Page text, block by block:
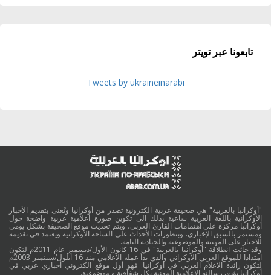
تابعونا عبر تويتر
Tweets by ukraineinarabi
"أوكرانيا بالعربية" هي صحيفة عربية الكترونية تصدر من أوكرانيا وتُعنى بتقديم الأخبار
الأوكرانية باللغة العربية ساعية بذلك الى تكوين صورة اعلامية عربية واضحة حول
أوكرانيا مركزة على اهتمامات القارئ العربي، ويتم تحديث موقع الصحيفة بشكل يومي
ومستمر بالسبق الإخباري، وبتطورات الأحداث على الساحة الأوكرانية ويعتمد في تقديمه
للاخبار على المهنية والموضوعية والحيادية التامة.
وقد جائت انطلاقة "أوكرانيا بالعربية" في 16 كانون الأول/ديسمبر عام 2011م لتكون
امتدادا للموقع العربي الاوكراني والذي بدأ عمله الاعلامي منذ 16 أيلول/سبتمبر 2003م
لتكون رائدة الاعلام العربي في أوكرانيا. فهو أول موقع الكتروني أخباري عربي في